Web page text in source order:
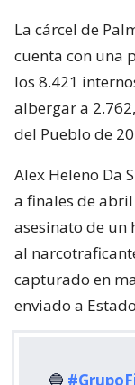
La cárcel de
cuenta con una
los 8.421
albergar a
del Pueblo de
Alex Heleno Da
a finales de
asesinato de un
al
capturado en
enviado a
🔵